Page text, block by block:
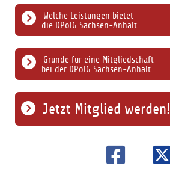
Gründe für eine Mitgliedschaft
bei der DPolG Sachsen-Anhalt
Welche Leistungen bietet
die DPolG Sachsen-Anhalt
Jetzt Mitglied werden!